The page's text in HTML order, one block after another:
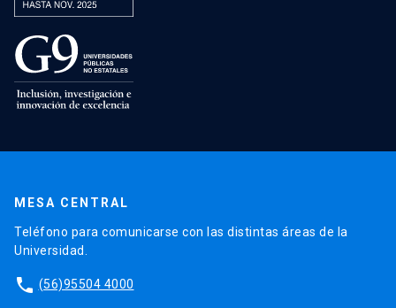
MESA CENTRAL
Teléfono para comunicarse con las distintas áreas de la
Universidad.
phone (56)95504 4000